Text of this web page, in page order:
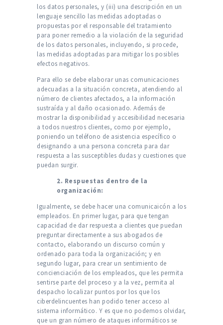
los datos personales, y (iii) una descripción en un
lenguaje sencillo las medidas adoptadas o
propuestas por el responsable del tratamiento
para poner remedio a la violación de la seguridad
de los datos personales, incluyendo, si procede,
las medidas adoptadas para mitigar los posibles
efectos negativos.
Para ello se debe elaborar unas comunicaciones
adecuadas a la situación concreta, atendiendo al
número de clientes afectados, a la información
sustraída y al daño ocasionado. Además de
mostrar la disponibilidad y accesibilidad necesaria
a todos nuestros clientes, como por ejemplo,
poniendo un teléfono de asistencia específico o
designando a una persona concreta para dar
respuesta a las susceptibles dudas y cuestiones que
puedan surgir.
2. Respuestas dentro de la
organización:
Igualmente, se debe hacer una comunicaicón a los
empleados. En primer lugar, para que tengan
capacidad de dar respuesta a clientes que puedan
preguntar directamente a sus abogados de
contacto, elaborando un discurso común y
ordenado para toda la organización; y en
segundo lugar, para crear un sentimiento de
concienciación de los empleados, que les permita
sentirse parte del proceso y a la vez, permita al
despacho localizar puntos por los que los
ciberdelincuentes han podido tener acceso al
sistema informático. Y es que no podemos olvidar,
que un gran número de ataques informáticos se